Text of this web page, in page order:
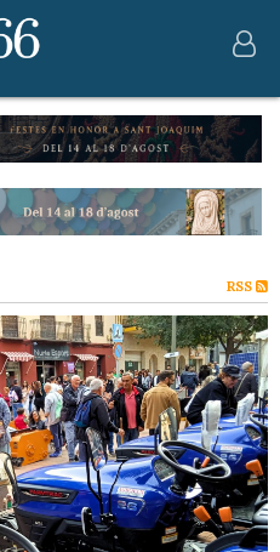
RSS